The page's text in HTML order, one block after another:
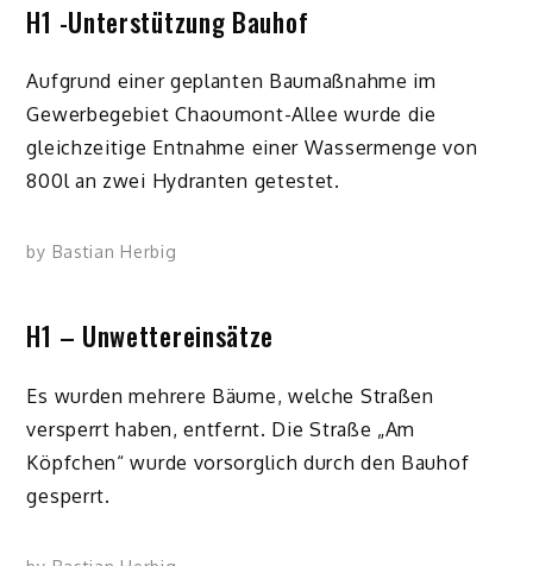
H1 -Unterstützung Bauhof
Aufgrund einer geplanten Baumaßnahme im
Gewerbegebiet Chaoumont-Allee wurde die
gleichzeitige Entnahme einer Wassermenge von
800l an zwei Hydranten getestet.
by Bastian Herbig
H1 – Unwettereinsätze
Es wurden mehrere Bäume, welche Straßen
versperrt haben, entfernt. Die Straße „Am
Köpfchen“ wurde vorsorglich durch den Bauhof
gesperrt.